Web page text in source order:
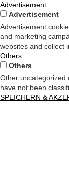
Advertisement
Advertisement
Advertisement
and marketing
websites and collect
Others
Others
Other uncategorized
have not been
SPEICHERN &